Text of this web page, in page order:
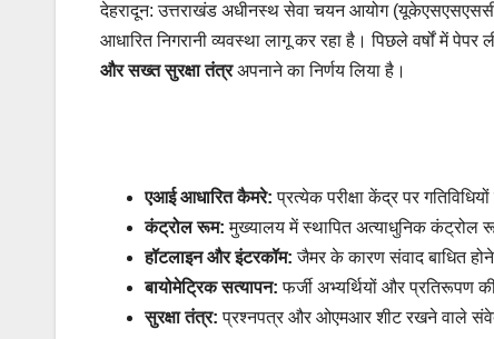
देहरादून: उत्तराखंड अधीनस्थ सेवा चयन आयोग (यूकेएसएसएससी)
आधारित निगरानी व्यवस्था लागू कर रहा है। पिछले वर्षों में
और सख्त सुरक्षा तंत्रअपनाने का निर्णय लिया है।
एआई आधारित कैमरे: प्रत्येक परीक्षा केंद्र पर
कंट्रोल रूम: मुख्यालय में स्थापित अत्याधुनिक कंट्रोल
हॉटलाइन और इंटरकॉम: जैमर के कारण संवाद बाधित
बायोमेट्रिक सत्यापन: फर्जी अभ्यर्थियों और प्रतिरूपण
सुरक्षा तंत्र: प्रश्नपत्र और ओएमआर शीट रखने वाले